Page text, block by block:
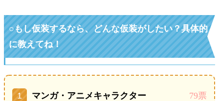
○もし仮装するなら、どんな仮装がしたい？具体的
に教えてね！
マンガ・アニメキャラクター 79票